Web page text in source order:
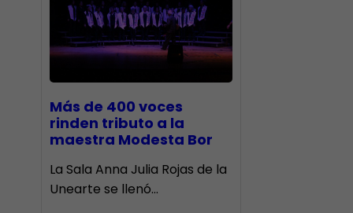
Más de 400 voces
rinden tributo a la
maestra Modesta Bor
​La Sala Anna Julia Rojas de la
Unearte se llenó…